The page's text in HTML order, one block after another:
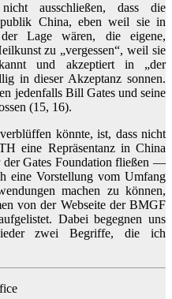
ausschließen, dass die
China, eben weil sie in
Lage wären, die eigene,
zu „vergessen“, weil sie
und akzeptiert in „der
in dieser Akzeptanz sonnen.
jedenfalls Bill Gates und seine
(15, 16).
könnte, ist, dass nicht
eine Repräsentanz in China
der Gates Foundation fließen —
eine Vorstellung vom Umfang
machen zu können,
von der Webseite der BMGF
Dabei begegnen uns
zwei Begriffe, die ich